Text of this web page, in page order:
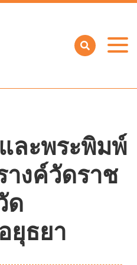
Open
ละพระพิมพ์
างค์วัดราช
ด
ยุธยา